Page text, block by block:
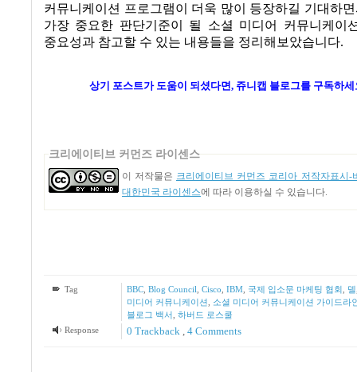
커뮤니케이션 프로그램이 더욱 많이 등장하길 기대하
가장 중요한 판단기준이 될 소셜 미디어 커뮤니케이
중요성과 참고할 수 있는 내용들을 정리해보았습니다.
상기 포스트가 도움이 되셨다면, 쥬니캡 블로그를 구독하
크리에이티브 커먼즈 라이센스
이 저작물은 크리에이티브 커먼즈 코리아 저작자표시-
대한민국 라이센스에 따라 이용하실 수 있습니다.
Tag BBC, Blog Council Cisco IBM, 국제 입소문 마케팅 협회 델
미디어 커뮤니케이션
소셜 미디어 커뮤니케이션 가이드라
블로그 백서 하버드 로스쿨
Response
0 Trackback 4Comments